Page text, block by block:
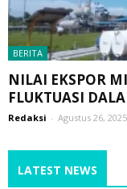
BERITA
NILAI EKSPOR
FLUKTUASI
Redaksi - Agustus 26, 2025
LATEST NEWS